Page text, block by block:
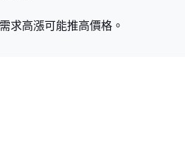
求高漲可能推高價格。